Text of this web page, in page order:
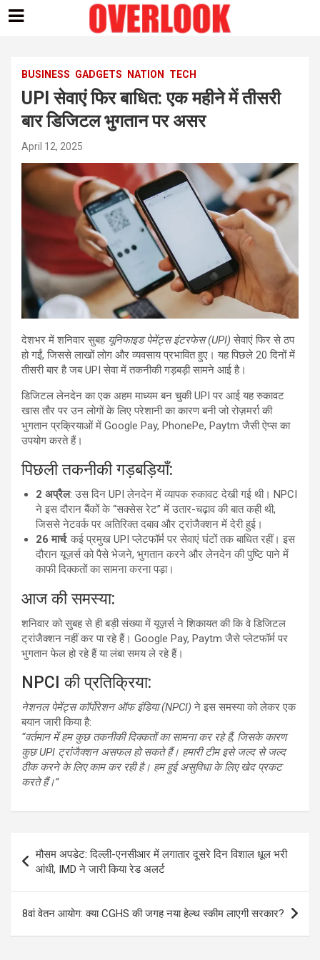
contentBUSINESS GADGETS NATION TECH
UPI सेवाएं फिर बाधित: एक महीने में तीसरी
बार डिजिटल भुगतान पर असर
April 12, 2025
देशभर में शनिवार सुबह यूनिफाइड पेमेंट्स इंटरफेस (UPI) सेवाएं फिर से ठप
हो गईं, जिससे लाखों लोग और व्यवसाय प्रभावित हुए। यह पिछले 20 दिनों में
तीसरी बार है जब UPI सेवा में तकनीकी गड़बड़ी सामने आई है।
डिजिटल लेनदेन का एक अहम माध्यम बन चुकी UPI पर आई यह रुकावट
खास तौर पर उन लोगों के लिए परेशानी का कारण बनी जो रोज़मर्रा की
भुगतान प्रक्रियाओं में Google Pay, PhonePe, Paytm जैसी ऐप्स का
उपयोग करते हैं।
पिछली तकनीकी गड़बड़ियाँ:
2 अप्रैल: उस दिन UPI लेनदेन में व्यापक रुकावट देखी गई थी। NPCI
ने इस दौरान बैंकों के “सक्सेस रेट” में उतार-चढ़ाव की बात कही थी,
जिससे नेटवर्क पर अतिरिक्त दबाव और ट्रांजैक्शन में देरी हुई।
26 मार्च: कई प्रमुख UPI प्लेटफॉर्म पर सेवाएं घंटों तक बाधित रहीं। इस
दौरान यूज़र्स को पैसे भेजने, भुगतान करने और लेनदेन की पुष्टि पाने में
काफी दिक्कतों का सामना करना पड़ा।
आज की समस्या:
शनिवार को सुबह से ही बड़ी संख्या में यूज़र्स ने शिकायत की कि वे डिजिटल
ट्रांजैक्शन नहीं कर पा रहे हैं। Google Pay, Paytm जैसे प्लेटफॉर्म पर
भुगतान फेल हो रहे हैं या लंबा समय ले रहे हैं।
NPCI की प्रतिक्रिया:
नेशनल पेमेंट्स कॉर्पोरेशन ऑफ इंडिया (NPCI) ने इस समस्या को लेकर एक
बयान जारी किया है:
“वर्तमान में हम कुछ तकनीकी दिक्कतों का सामना कर रहे हैं, जिसके कारण
कुछ UPI ट्रांजैक्शन असफल हो सकते हैं। हमारी टीम इसे जल्द से जल्द
ठीक करने के लिए काम कर रही है। हम हुई असुविधा के लिए खेद प्रकट
करते हैं।”
Post
navigation
मौसम अपडेट: दिल्ली-एनसीआर में लगातार दूसरे दिन विशाल धूल भरी
आंधी, IMD ने जारी किया रेड अलर्ट
8वां वेतन आयोग: क्या CGHS की जगह नया हेल्थ स्कीम लाएगी सरकार?